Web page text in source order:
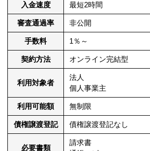
入金速度 最短2時間
審査通過率 非公開
手数料 1％～
契約方法 オンライン完結型
利用対象者
法人
個人事業主
利用可能額 無制限
債権譲渡登記 債権譲渡登記なし
必要書類
請求書